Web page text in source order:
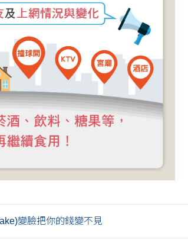
變臉把你的錢變不見